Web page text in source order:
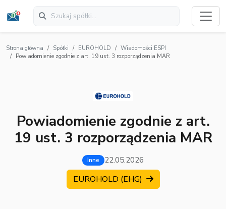
Strona główna Spółki EUROHOLD
Wiadomości ESPI
Powiadomienie zgodnie z art. 19 ust. 3 rozporządzenia MAR
Powiadomienie zgodnie z art.
19 ust. 3 rozporządzenia MAR
Inne 22.05.2026
EUROHOLD (EHG)